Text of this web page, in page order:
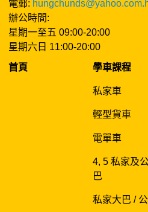
電郵:
辦公時間:
星期一至五 09:00-20:00
星期六日 11:00-20:00
首頁
學車課程
私家車
輕型貨車
電單車
4, 5 私家及
巴
私家大巴 /